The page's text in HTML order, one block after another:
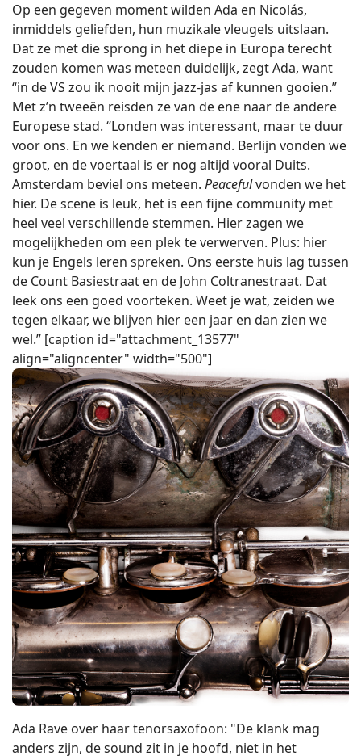
Op een gegeven moment wilden Ada en Nicolás,
inmiddels geliefden, hun muzikale vleugels uitslaan.
Dat ze met die sprong in het diepe in Europa terecht
zouden komen was meteen duidelijk, zegt Ada, want
“in de VS zou ik nooit mijn jazz-jas af kunnen gooien.”
Met z’n tweeën reisden ze van de ene naar de andere
Europese stad. “Londen was interessant, maar te duur
voor ons. En we kenden er niemand. Berlijn vonden we
groot, en de voertaal is er nog altijd vooral Duits.
Amsterdam beviel ons meteen. Peacefulvonden we het
hier. De scene is leuk, het is een fijne community met
heel veel verschillende stemmen. Hier zagen we
mogelijkheden om een plek te verwerven. Plus: hier
kun je Engels leren spreken. Ons eerste huis lag tussen
de Count Basiestraat en de John Coltranestraat. Dat
leek ons een goed voorteken. Weet je wat, zeiden we
tegen elkaar, we blijven hier een jaar en dan zien we
wel.” [caption id="attachment_13577"
align="aligncenter" width="500"]
Ada Rave over haar tenorsaxofoon: "De klank mag
anders zijn, de sound zit in je hoofd, niet in het